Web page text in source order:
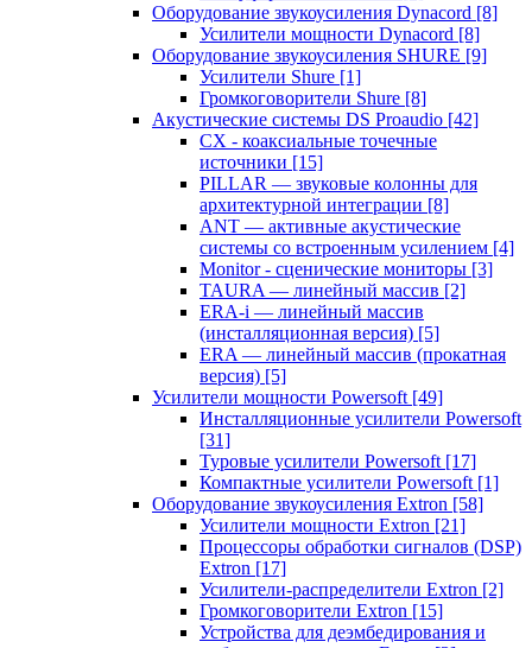
Оборудование звукоусиления Dynacord [8]
Усилители мощности Dynacord [8]
Оборудование звукоусиления SHURE [9]
Усилители Shure [1]
Громкоговорители Shure [8]
Акустические системы DS Proaudio [42]
CX - коаксиальные точечные
источники [15]
PILLAR — звуковые колонны для
архитектурной интеграции [8]
ANT — активные акустические
системы со встроенным усилением [4]
Monitor - сценические мониторы [3]
TAURA — линейный массив [2]
ERA-i — линейный массив
(инсталляционная версия) [5]
ERA — линейный массив (прокатная
версия) [5]
Усилители мощности Powersoft [49]
Инсталляционные усилители Powersoft
[31]
Туровые усилители Powersoft [17]
Компактные усилители Powersoft [1]
Оборудование звукоусиления Extron [58]
Усилители мощности Extron [21]
Процессоры обработки сигналов (DSP)
Extron [17]
Усилители-распределители Extron [2]
Громкоговорители Extron [15]
Устройства для деэмбедирования и